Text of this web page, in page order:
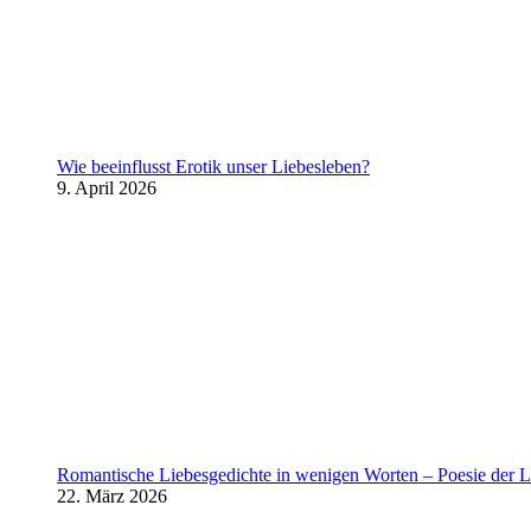
Wie beeinflusst Erotik unser Liebesleben?
9. April 2026
Romantische Liebesgedichte in wenigen Worten – Poesie der
22. März 2026